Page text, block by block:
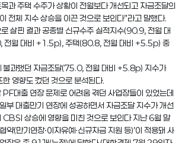
과 주택 수주가 상황이 전월보다 개선되고 자금조달의
전체 지수 상승을 이끈 것으로 보인다”라고 말했다.
살핀 결과 공종별 신규수주 실적지수(90.9, 전월 대
월 대비 +1.5p), 주택(80.8, 전월 대비 +5.5p) 중
과했던 자금조달(75.0, 전월 대비 +5.8p) 지수가
영향도 컸던 것으로 분석된다.
대출 연장 문제로 어려움 겪던 사업장들이 있었는데
부 대출만기 연장에 성공하면서 자금조달 지수가 개선
CBSI 상승에 영향을 미친 것으로 보인다 지난 6월 말
약(만기연장ㆍ이자유예ㆍ신규자금 지원 등)’이 적용돼 사